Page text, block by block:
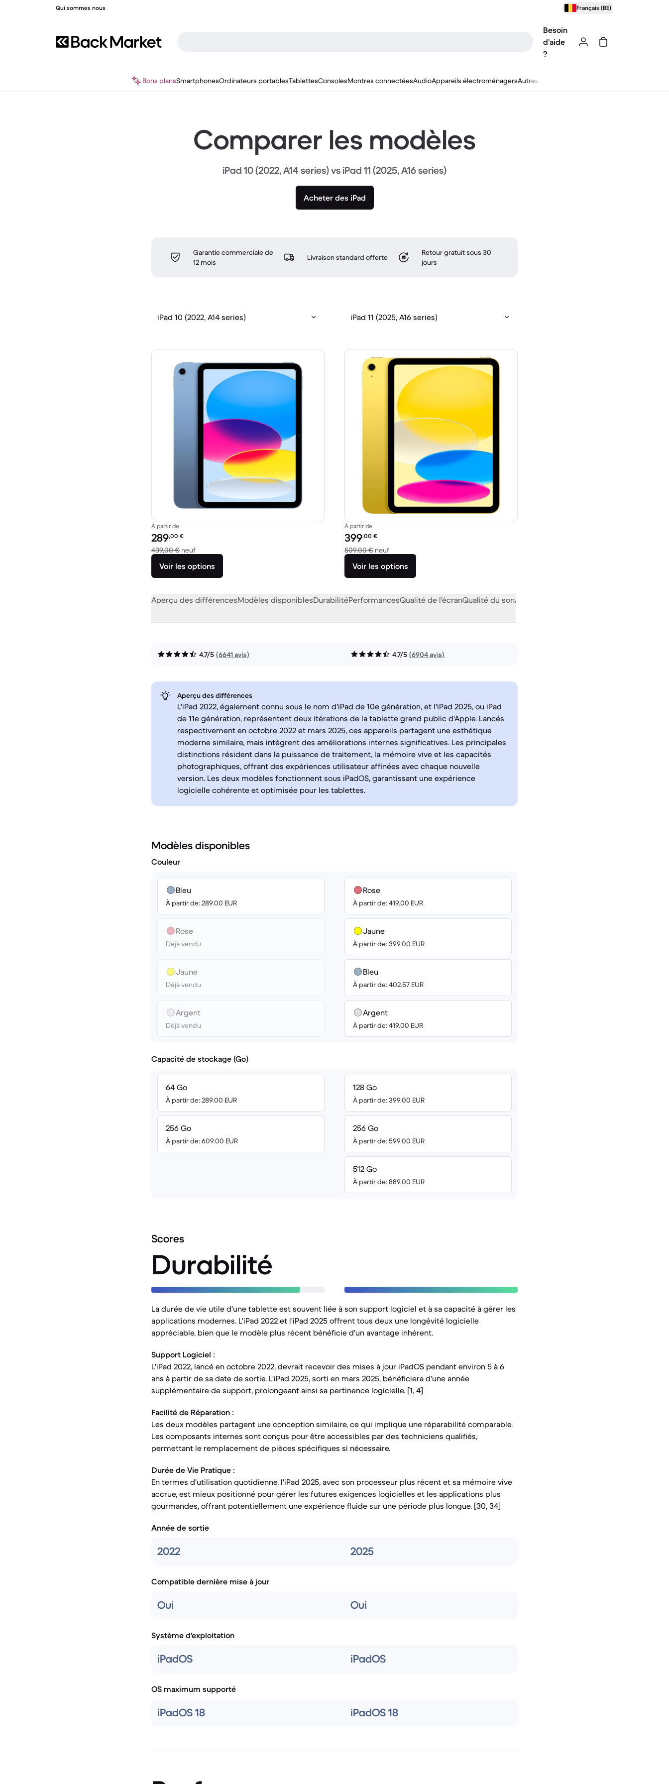
Qui sommes nous Français (BE)
Besoin
d’aide
?
Bons plansSmartphonesOrdinateurs portablesTablettesConsolesMontres connectéesAudioAppareils électroménagersAutres
Comparer les modèles
iPad 10 (2022, A14 series) vs iPad 11 (2025, A16 series)
Acheter des iPad
Garantie commerciale de
12 mois
Livraison standard offerte
Retour gratuit sous 30
jours
iPad 10 (2022, A14 series) iPad 11 (2025, A16 series)
À partir de
Prix reconditionné :
289,00 €
439,00 € neufcontre 439,00 € neuf
Voir les options
À partir de
Prix reconditionné :
399,00 €
509,00 € neufcontre 509,00 € neuf
Voir les options
Aperçu des différencesModèles disponiblesDurabilitéPerformancesQualité de l'écranQualité du sonAudiovisuel
4,7/5 (6641 avis) 4,7/5 (6904 avis)
Aperçu des différences
L'iPad 2022, également connu sous le nom d'iPad de 10e génération, et l'iPad 2025, ou iPad
de 11e génération, représentent deux itérations de la tablette grand public d'Apple. Lancés
respectivement en octobre 2022 et mars 2025, ces appareils partagent une esthétique
moderne similaire, mais intègrent des améliorations internes significatives. Les principales
distinctions résident dans la puissance de traitement, la mémoire vive et les capacités
photographiques, offrant des expériences utilisateur affinées avec chaque nouvelle
version. Les deux modèles fonctionnent sous iPadOS, garantissant une expérience
logicielle cohérente et optimisée pour les tablettes.
Modèles disponibles
Couleur
Bleu
À partir de: 289.00 EUR
Rose
Déjà vendu
Jaune
Déjà vendu
Argent
Déjà vendu
Rose
À partir de: 419.00 EUR
Jaune
À partir de: 399.00 EUR
Bleu
À partir de: 402.57 EUR
Argent
À partir de: 419.00 EUR
Capacité de stockage (Go)
64 Go
À partir de: 289.00 EUR
256 Go
À partir de: 609.00 EUR
128 Go
À partir de: 399.00 EUR
256 Go
À partir de: 599.00 EUR
512 Go
À partir de: 889.00 EUR
Scores
Durabilité
La durée de vie utile d'une tablette est souvent liée à son support logiciel et à sa capacité à gérer les
applications modernes. L'iPad 2022 et l'iPad 2025 offrent tous deux une longévité logicielle
appréciable, bien que le modèle plus récent bénéficie d'un avantage inhérent.
Support Logiciel :
L'iPad 2022, lancé en octobre 2022, devrait recevoir des mises à jour iPadOS pendant environ 5 à 6
ans à partir de sa date de sortie. L'iPad 2025, sorti en mars 2025, bénéficiera d'une année
supplémentaire de support, prolongeant ainsi sa pertinence logicielle. [1, 4]
Facilité de Réparation :
Les deux modèles partagent une conception similaire, ce qui implique une réparabilité comparable.
Les composants internes sont conçus pour être accessibles par des techniciens qualifiés,
permettant le remplacement de pièces spécifiques si nécessaire.
Durée de Vie Pratique :
En termes d'utilisation quotidienne, l'iPad 2025, avec son processeur plus récent et sa mémoire vive
accrue, est mieux positionné pour gérer les futures exigences logicielles et les applications plus
gourmandes, offrant potentiellement une expérience fluide sur une période plus longue. [30, 34]
Année de sortie
2022 2025
Compatible dernière mise à jour
Oui Oui
Système d'exploitation
iPadOS iPadOS
OS maximum supporté
iPadOS 18 iPadOS 18